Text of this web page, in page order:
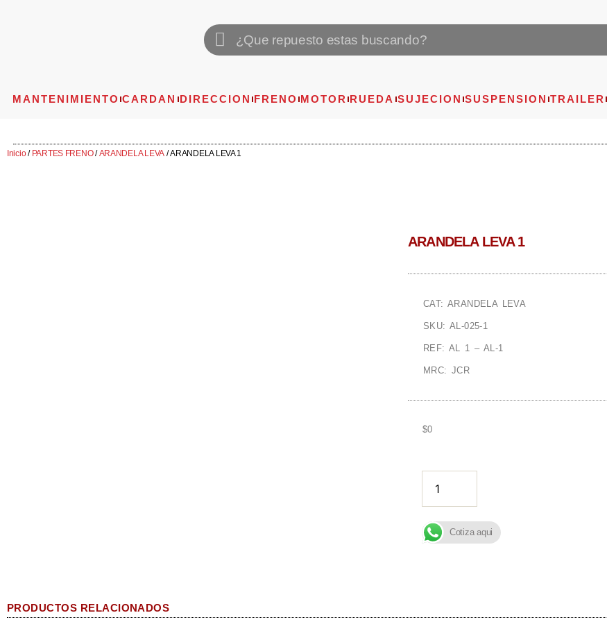
MANTENIMIENTO CARDAN DIRECCION FRENO MOTOR RUEDA SUJECION SUSPENSION TRAILER
Inicio/ PARTES FRENO/ARANDELA LEVA / ARANDELA LEVA 1
ARANDELA LEVA 1
CAT: ARANDELA LEVA
SKU: AL-025-1
REF: AL 1 – AL-1
MRC: JCR
$0
Cotiza aqui
PRODUCTOS RELACIONADOS